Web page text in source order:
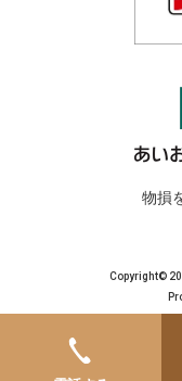
物損
Copyright©